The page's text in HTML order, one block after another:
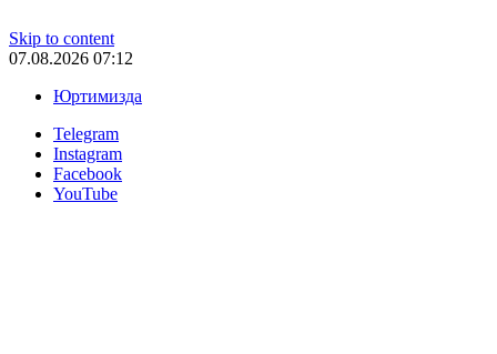
Skip to content
07.08.2026 07:12
Юртимизда
Telegram
Instagram
Facebook
YouTube